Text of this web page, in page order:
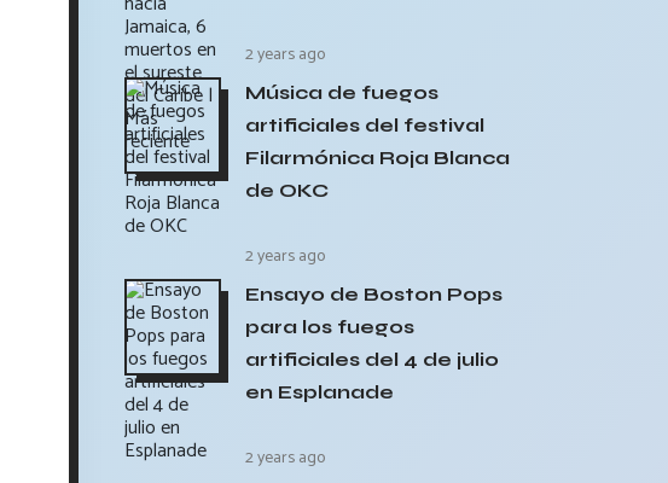
2 years ago
Música de fuegos
artificiales del festival
Filarmónica Roja Blanca
de OKC
2 years ago
Ensayo de Boston Pops
para los fuegos
artificiales del 4 de julio
en Esplanade
2 years ago